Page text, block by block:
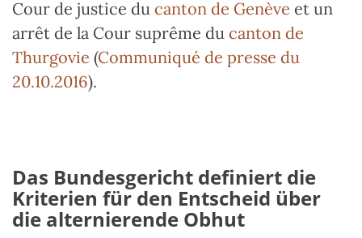
Cour de justice du canton de Genève et un
arrêt de la Cour suprême du canton de
Thurgovie (Communiqué de presse du
20.10.2016).
Das Bundesgericht definiert die
Kriterien für den Entscheid über
die alternierende Obhut